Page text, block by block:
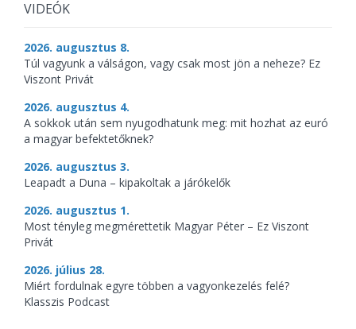
VIDEÓK
2026. augusztus 8.
Túl vagyunk a válságon, vagy csak most jön a neheze? Ez
Viszont Privát
2026. augusztus 4.
A sokkok után sem nyugodhatunk meg: mit hozhat az euró
a magyar befektetőknek?
2026. augusztus 3.
Leapadt a Duna – kipakoltak a járókelők
2026. augusztus 1.
Most tényleg megmérettetik Magyar Péter – Ez Viszont
Privát
2026. július 28.
Miért fordulnak egyre többen a vagyonkezelés felé?
Klasszis Podcast